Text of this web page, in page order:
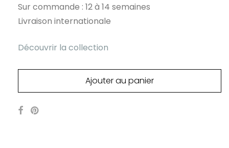
Sur commande : 12 à 14 semaines
Livraison internationale
Découvrir la collection
Ajouter au panier